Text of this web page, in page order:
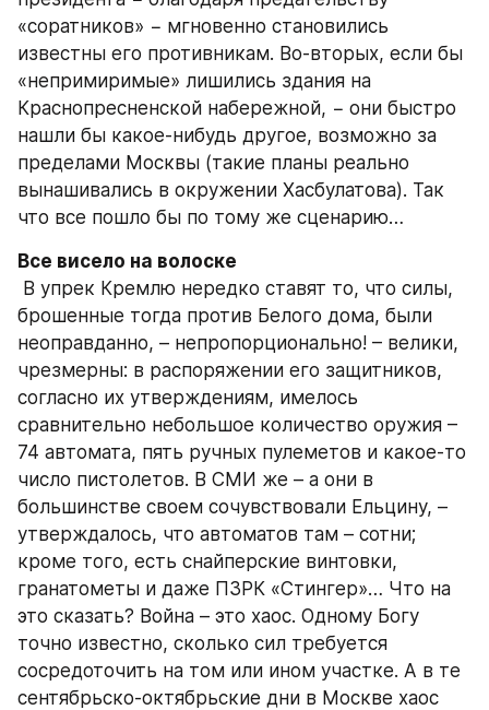
«соратников» − мгновенно становились
известны его противникам. Во-вторых, если бы
«непримиримые» лишились здания на
Краснопресненской набережной, − они быстро
нашли бы какое-нибудь другое, возможно за
пределами Москвы (такие планы реально
вынашивались в окружении Хасбулатова). Так
что все пошло бы по тому же сценарию…
Все висело на волоске
брошенные тогда против Белого дома, были
неоправданно, – непропорционально! – велики,
чрезмерны: в распоряжении его защитников,
согласно их утверждениям, имелось
сравнительно небольшое количество оружия –
74 автомата, пять ручных пулеметов и какое-то
число пистолетов. В СМИ же – а они в
большинстве своем сочувствовали Ельцину, –
утверждалось, что автоматов там – сотни;
кроме того, есть снайперские винтовки,
гранатометы и даже ПЗРК «Стингер»… Что на
это сказать? Война – это хаос. Одному Богу
точно известно, сколько сил требуется
сосредоточить на том или ином участке. А в те
сентябрьско-октябрьские дни в Москве хаос